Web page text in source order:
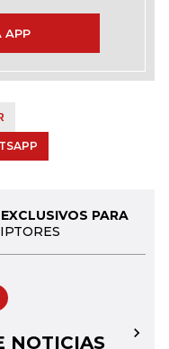
APP
PARA
NOTICIAS →